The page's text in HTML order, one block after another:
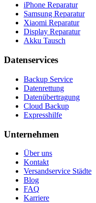
iPhone Reparatur
Samsung Reparatur
Xiaomi Reparatur
Display Reparatur
Akku Tausch
Datenservices
Backup Service
Datenrettung
Datenübertragung
Cloud Backup
Expresshilfe
Unternehmen
Über uns
Kontakt
Versandservice Städte
Blog
FAQ
Karriere